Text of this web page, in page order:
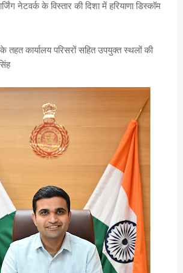
नेटवर्क के विस्तार की दिशा में हरियाणा डिस्कॉम
तहत कार्यालय परिसरों सहित उपयुक्त स्थलों की